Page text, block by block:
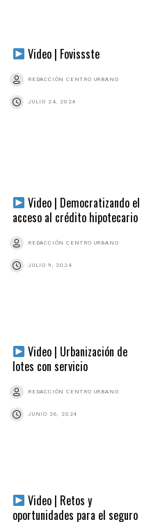
Video | Fovissste
REDACCIÓN CENTRO URBANO
JULIO 24, 2024
Video | Democratizando el
acceso al crédito hipotecario
REDACCIÓN CENTRO URBANO
JULIO 9, 2024
Video | Urbanización de
lotes con servicio
REDACCIÓN CENTRO URBANO
JUNIO 26, 2024
Video | Retos y
oportunidades para el seguro